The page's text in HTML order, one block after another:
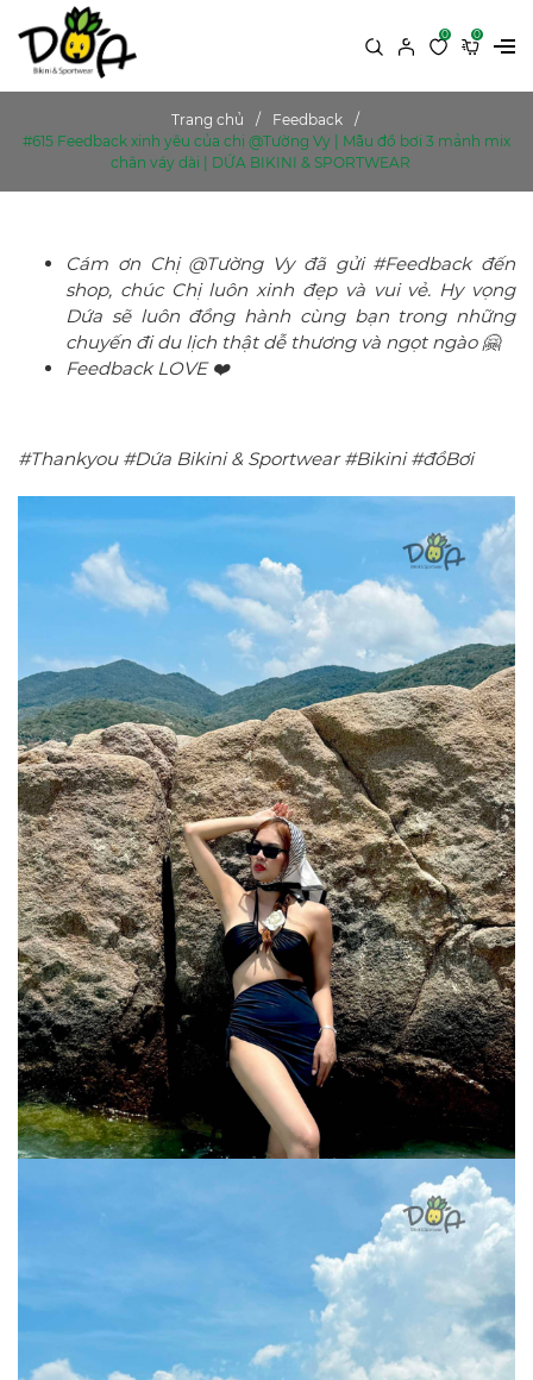
0 0
Trang chủ
Feedback
#615 Feedback xinh yêu của chị @Tường Vy | Mẫu đồ bơi 3 mảnh mix
chân váy dài | DỨA BIKINI & SPORTWEAR
Cám ơn Chị @Tường Vy đã gửi #Feedback đến
shop, chúc Chị luôn xinh đẹp và vui vẻ. Hy vọng
Dứa sẽ luôn đồng hành cùng bạn trong những
chuyến đi du lịch thật dễ thương và ngọt ngào 🤗
Feedback LOVE ❤️
#Thankyou #Dứa Bikini & Sportwear #Bikini #đồBơi